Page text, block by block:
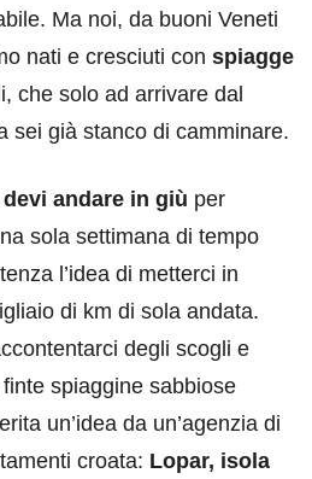
Ma noi, da buoni Veneti
nati e cresciuti con spiagge
che solo ad arrivare dal
sei già stanco di camminare.
devi andare in giù per
sola settimana di tempo
l’idea di metterci in
di km di sola andata.
degli scogli e
spiaggine sabbiose
un’idea da un’agenzia di
croata: Lopar, isola